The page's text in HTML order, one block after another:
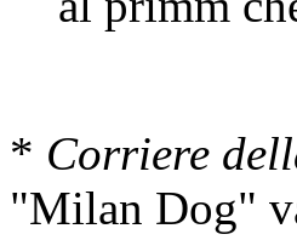
* Corriere
"Milan Dog"